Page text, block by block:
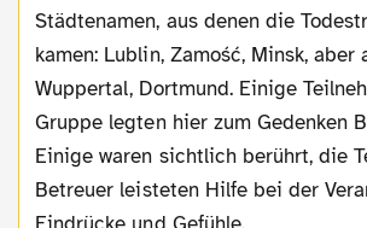
Städtenamen, aus denen die
kamen: Lublin, Zamość, Minsk, aber
Wuppertal, Dortmund. Einige
Gruppe legten hier zum Gedenken
Einige waren sichtlich berührt, die
Betreuer leisteten Hilfe bei der